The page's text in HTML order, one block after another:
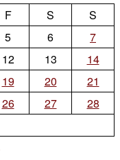
F S
S
5 6
7
12 13
14
19 20
21
26 27
28